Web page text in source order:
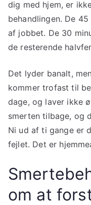
dig med hjem, er
behandlingen. De
af jobbet. De 30
de resterende
Det lyder banalt,
kommer trofast til
dage, og laver ikke
smerten tilbage, og
Ni ud af ti gange er
fejlet. Det er
om at